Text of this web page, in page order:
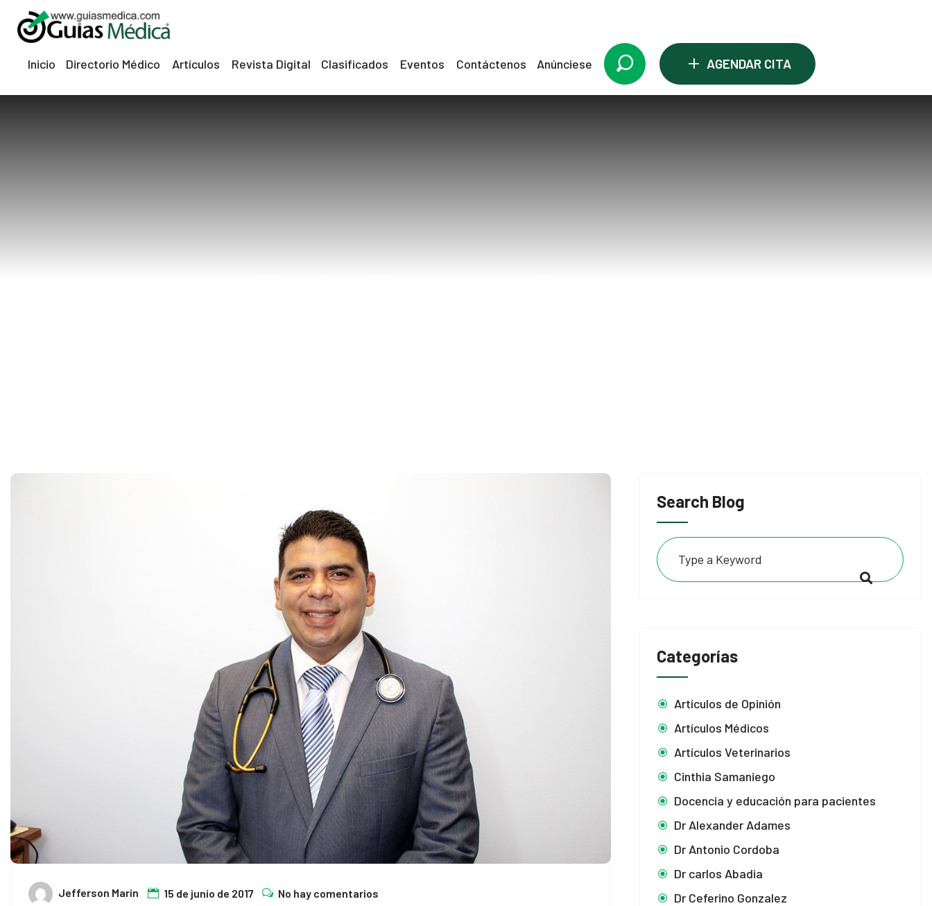
Inicio Directorio Médico Artículos Revista Digital Clasificados Eventos Contáctenos Anúnciese + AGENDAR CITA
Search Blog
Categorías
Artículos de Opinión
Artículos Médicos
Artículos Veterinarios
Cinthia Samaniego
Docencia y educación para pacientes
Dr Alexander Adames
Dr Antonio Cordoba
Dr carlos Abadia
Dr Ceferino Gonzalez
Jefferson Marin 15 de junio de 2017 No hay comentarios